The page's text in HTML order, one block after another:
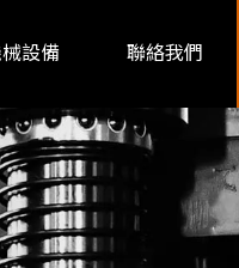
設備 聯絡我們